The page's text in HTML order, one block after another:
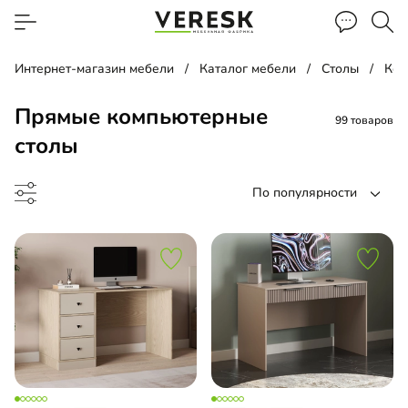
Интернет-магазин мебели Каталог мебели Столы
Прямые компьютерные
столы
99 товаров
По популярности
стол
стол подвесной